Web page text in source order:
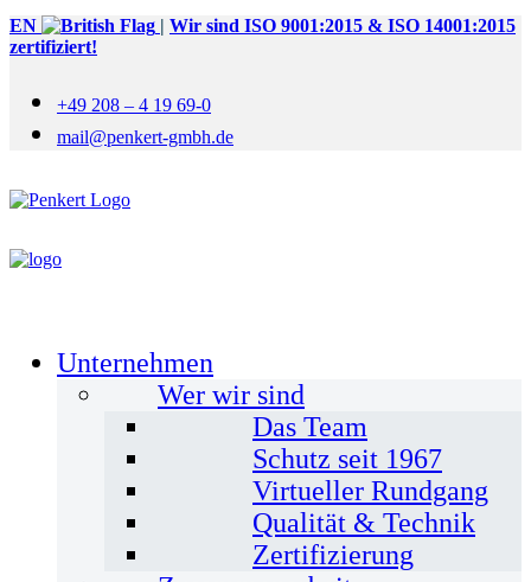
EN | Wir sind ISO 9001:2015 & ISO 14001:2015
zertifiziert!
+49 208 – 4 19 69-0
mail@penkert-gmbh.de
Unternehmen
Wer wir sind
Das Team
Schutz seit 1967
Virtueller Rundgang
Qualität & Technik
Zertifizierung